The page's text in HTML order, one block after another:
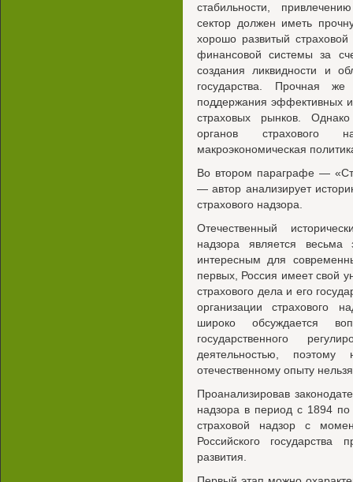
стабильности,
сектор должен иметь
хорошо развитый страховой
финансовой системы за
создания ликвидности и
государства. Прочная
поддержания эффективных
страховых рынков.
органов страхового
макроэкономическая
Во втором параграфе —
— автор анализирует
страхового надзора.
Отечественный
надзора является весьма
интересным для
первых, Россия имеет свой
страхового дела и его
организации страхового
широко обсуждается
государственного
деятельностью, поэтому
отечественному опыту
Проанализировав
надзора в период с 1894
страховой надзор с
Российского
развития.